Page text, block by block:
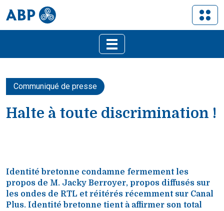
Communiqué de presse
Halte à toute discrimination !
Identité bretonne condamne fermement les
propos de M. Jacky Berroyer, propos diffusés sur
les ondes de RTL et réitérés récemment sur Canal
Plus. Identité bretonne tient à affirmer son total